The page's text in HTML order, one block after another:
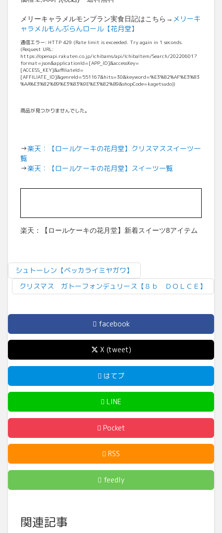
メリーキャラメルモンブラン実食日記はこちら→ メリーキ
ャラメルもんぶらんロール【花月堂】
通信エラー: HTTP 429 (Rate limit is exceeded. Try again in 1 seconds.
(Request URL:
https://openapi.rakuten.co.jp/ichibams/api/IchibaItem/Search/20220601?
format=json&applicationId=[APP_ID]&accessKey=
[ACCESS_KEY]&affiliateId=
[AFFILIATE_ID]&genreId=551167&hits=30&keyword=%E3%82%AF%E3%83
%AA%E3%82%B9%E3%83%9E%E3%82%B9&shopCode=kagetsudo))
商品が見つかりませんでした。
→楽天：【ロールケーキの花月堂】クリスマススイーツ一
覧
→楽天：【ロールケーキの花月堂】スイーツ一覧
楽天：【ロールケーキの花月堂】新着スイーツ8アイテム
シュトーレン【ベッカライミヤガワ】
クリスマス ガトーフォンデュリース【８ｂ ＤＯＬＣＥ】
facebook
X (tweet)
はてブ
LINE
Pocket
RSS
feedly
関連記事